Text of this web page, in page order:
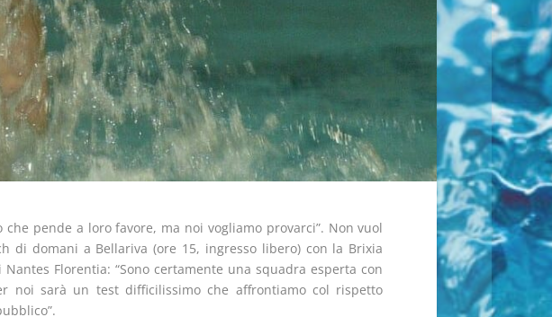
pende a loro favore, ma noi vogliamo provarci”. Non vuol
di domani a Bellariva (ore 15, ingresso libero) con la Brixia
Florentia: “Sono certamente una squadra esperta con
noi sarà un test difficilissimo che affrontiamo col rispetto